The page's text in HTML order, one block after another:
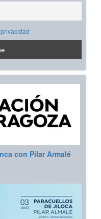
con Pilar Armalé